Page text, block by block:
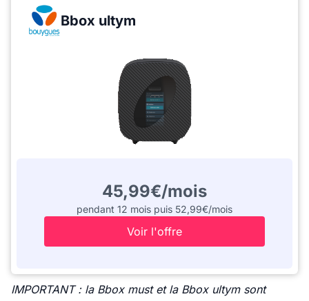
Bbox ultym
45,99€/mois
pendant 12 mois puis 52,99€/mois
Voir l'offre
IMPORTANT : la Bbox must et la Bbox ultym sont